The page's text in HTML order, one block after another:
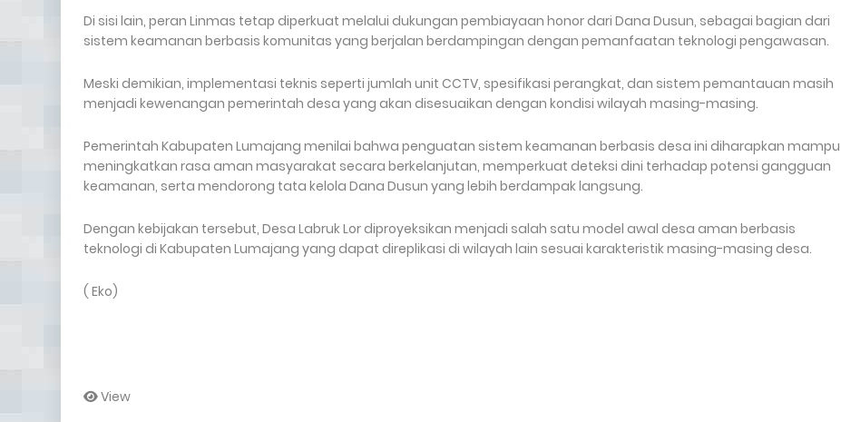
Di sisi lain, peran Linmas tetap diperkuat melalui dukungan pembiayaan honor dari Dana Dusun, sebagai bagian dari
sistem keamanan berbasis komunitas yang berjalan berdampingan dengan pemanfaatan teknologi pengawasan.
Meski demikian, implementasi teknis seperti jumlah unit CCTV, spesifikasi perangkat, dan sistem pemantauan masih
menjadi kewenangan pemerintah desa yang akan disesuaikan dengan kondisi wilayah masing-masing.
Pemerintah Kabupaten Lumajang menilai bahwa penguatan sistem keamanan berbasis desa ini diharapkan mampu
meningkatkan rasa aman masyarakat secara berkelanjutan, memperkuat deteksi dini terhadap potensi gangguan
keamanan, serta mendorong tata kelola Dana Dusun yang lebih berdampak langsung.
Dengan kebijakan tersebut, Desa Labruk Lor diproyeksikan menjadi salah satu model awal desa aman berbasis
teknologi di Kabupaten Lumajang yang dapat direplikasi di wilayah lain sesuai karakteristik masing-masing desa.
( Eko)
View